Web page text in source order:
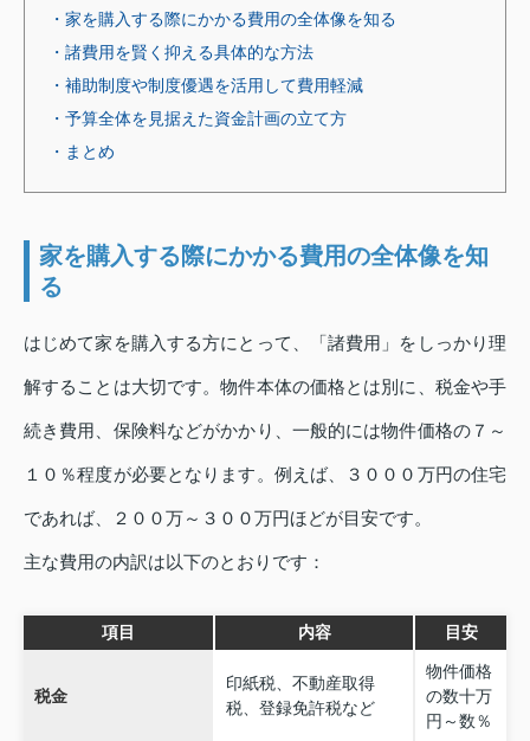
・家を購入する際にかかる費用の全体像を知る
・諸費用を賢く抑える具体的な方法
・補助制度や制度優遇を活用して費用軽減
・予算全体を見据えた資金計画の立て方
・まとめ
家を購入する際にかかる費用の全体像を知
る
はじめて家を購入する方にとって、「諸費用」をしっかり理
解することは大切です。物件本体の価格とは別に、税金や手
続き費用、保険料などがかかり、一般的には物件価格の７～
１０％程度が必要となります。例えば、３０００万円の住宅
であれば、２００万～３００万円ほどが目安です。
主な費用の内訳は以下のとおりです：
項目 内容 目安
税金
印紙税、不動産取得
税、登録免許税など
物件価格
の数十万
円～数％